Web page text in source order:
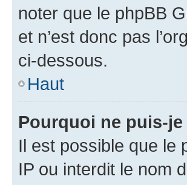
noter que le phpBB
et n’est donc pas
ci-dessous.
Haut
Pourquoi ne puis-je
Il est possible que le
IP ou interdit le nom